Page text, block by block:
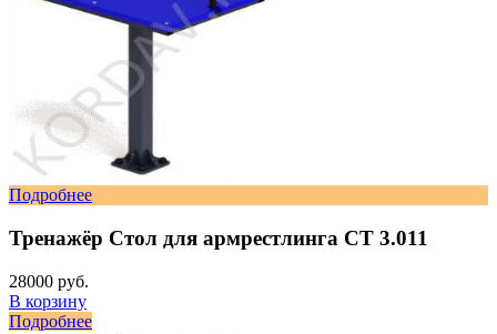
Подробнее
Тренажёр Стол для армрестлинга СТ 3.011
28000 руб.
В корзину
Подробнее